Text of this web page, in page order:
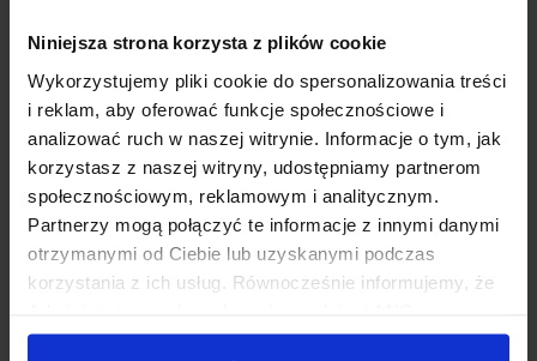
Niniejsza strona korzysta z plików cookie
Wykorzystujemy pliki cookie do spersonalizowania treści
i reklam, aby oferować funkcje społecznościowe i
analizować ruch w naszej witrynie. Informacje o tym, jak
korzystasz z naszej witryny, udostępniamy partnerom
społecznościowym, reklamowym i analitycznym.
Partnerzy mogą połączyć te informacje z innymi danymi
otrzymanymi od Ciebie lub uzyskanymi podczas
korzystania z ich usług. Równocześnie informujemy, że
Odpowiedzialne Finanse SA z siedzibą w Warszawie
Zintegrowany raport społeczny 2014
Zintegrowany raport społeczny ANG
Spółdzielni Doradców Kredytowych za 2014r.